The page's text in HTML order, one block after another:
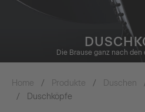
Die Brause ganz nach den
Home Produkte Duschen
Duschköpfe